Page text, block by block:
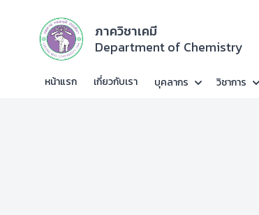
ภาควิชาเคมี
Department of Chemistry
หน้าแรก เกี่ยวกับเรา บุคลากร วิชาการ